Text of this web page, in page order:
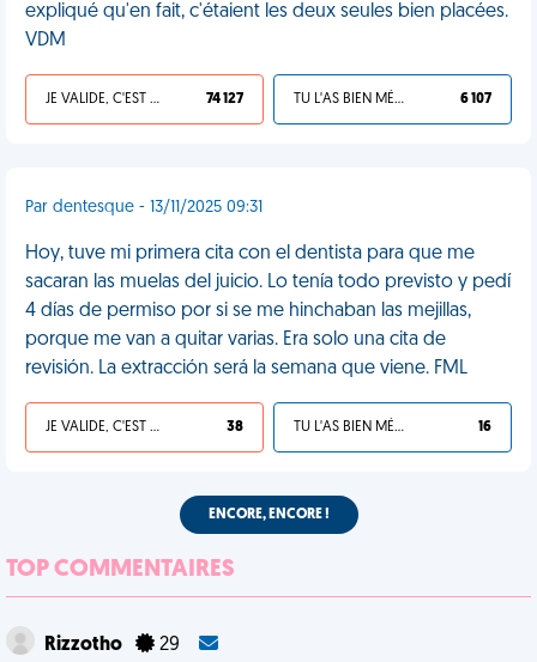
expliqué qu'en fait, c'étaient les deux seules bien placées.
VDM
JE VALIDE, C'EST UNE VDM 74 127 TU L'AS BIEN MÉRITÉ 6 107
Par dentesque - 13/11/2025 09:31
Hoy, tuve mi primera cita con el dentista para que me
sacaran las muelas del juicio. Lo tenía todo previsto y pedí
4 días de permiso por si se me hinchaban las mejillas,
porque me van a quitar varias. Era solo una cita de
revisión. La extracción será la semana que viene. FML
JE VALIDE, C'EST UNE VDM 38 TU L'AS BIEN MÉRITÉ 16
ENCORE, ENCORE !
TOP COMMENTAIRES
Rizzotho 29